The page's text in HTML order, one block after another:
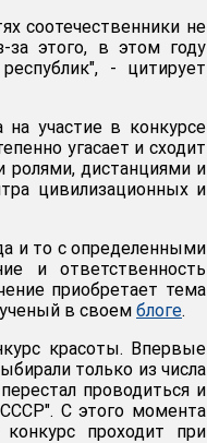
соотечественники не
за этого, в этом году
- цитирует
участие в конкурсе
угасает и сходит
ролями, дистанциями и
цивилизационных и
и то с определенными
и ответственность
приобретает тема
в своем блоге.
красоты. Впервые
только из числа
проводиться и
С этого момента
проходит при